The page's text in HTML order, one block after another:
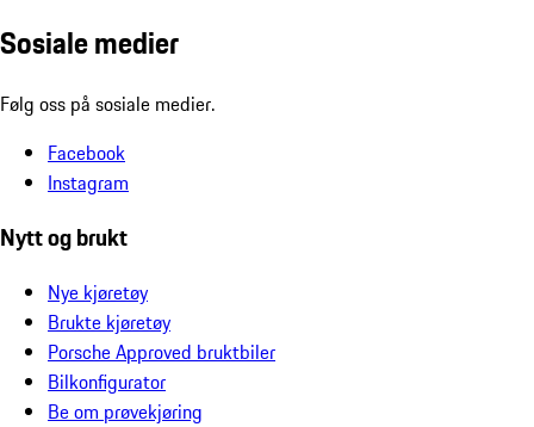
Sosiale medier
Følg oss på sosiale medier.
Facebook
Instagram
Nytt og brukt
Nye kjøretøy
Brukte kjøretøy
Porsche Approved bruktbiler
Bilkonfigurator
Be om prøvekjøring